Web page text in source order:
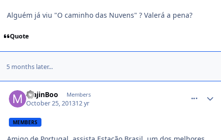
Alguém já viu "O caminho das Nuvens" ? Valerá a pena?
Quote
5 months later...
MajinBoo Members
October 25, 201312 yr
MEMBERS